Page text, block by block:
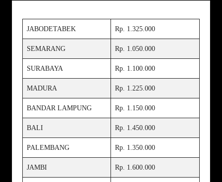
JABODETABEK Rp. 1.325.000
SEMARANG Rp. 1.050.000
SURABAYA Rp. 1.100.000
MADURA Rp. 1.225.000
BANDAR LAMPUNG Rp. 1.150.000
BALI Rp. 1.450.000
PALEMBANG Rp. 1.350.000
JAMBI Rp. 1.600.000